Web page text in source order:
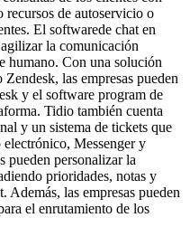
recursos de autoservicio o
El softwarede chat en
la comunicación
humano. Con una solución
las empresas pueden
y el software program de
Tidio también cuenta
y un sistema de tickets que
Messenger y
pueden personalizar la
prioridades, notas y
Además, las empresas pueden
el enrutamiento de los